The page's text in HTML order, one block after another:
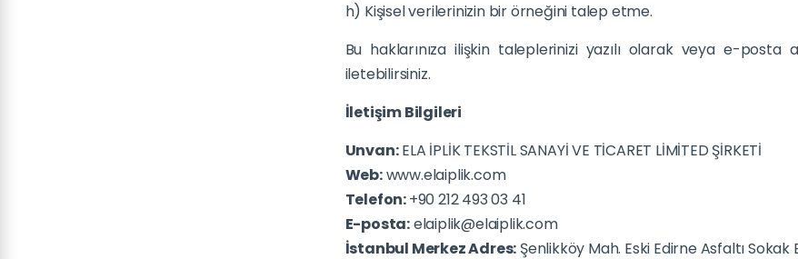
h) Kişisel verilerinizin bir örneğini talep etme.
Bu haklarınıza ilişkin taleplerinizi yazılı olarak veya e-posta
iletebilirsiniz.
İletişim Bilgileri
Unvan:ELA İPLİK TEKSTİL SANAYİ VE TİCARET LİMİTED ŞİRKETİ
Web:www.elaiplik.com
Telefon:+90 212 493 03 41
E-posta:elaiplik@elaiplik.com
İstanbul Merkez Adres: Şenlikköy Mah. Eski Edirne Asfaltı Sokak